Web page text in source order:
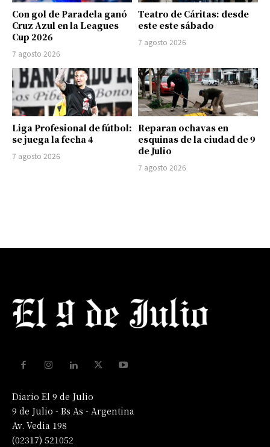
Con gol de Paradela ganó
Cruz Azul en la Leagues
Cup 2026
7 agosto 2026
Teatro de Cáritas: desde
este este sábado
7 agosto 2026
Liga Profesional de fútbol:
se juega la fecha 4
7 agosto 2026
Reparan ochavas en
esquinas de la ciudad de 9
de Julio
7 agosto 2026
Diario El 9 de Julio
9 de Julio - Bs As - Argentina
Av. Vedia 198
(02317) 521052